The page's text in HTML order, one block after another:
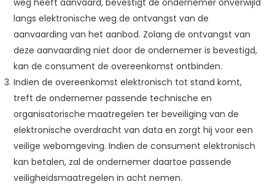
weg heeft aanvaard, bevestigt de ondernemer onverwijld
langs elektronische weg de ontvangst van de
aanvaarding van het aanbod. Zolang de ontvangst van
deze aanvaarding niet door de ondernemer is bevestigd,
kan de consument de overeenkomst ontbinden.
Indien de overeenkomst elektronisch tot stand komt,
treft de ondernemer passende technische en
organisatorische maatregelen ter beveiliging van de
elektronische overdracht van data en zorgt hij voor een
veilige webomgeving. Indien de consument elektronisch
kan betalen, zal de ondernemer daartoe passende
veiligheidsmaatregelen in acht nemen.